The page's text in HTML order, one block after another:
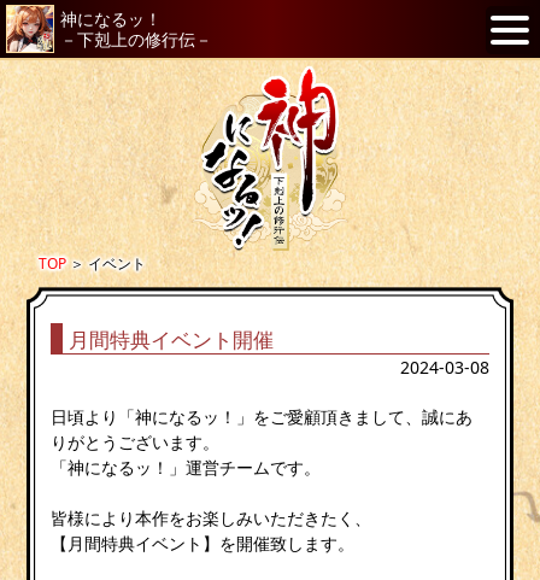
神になるッ！
－下剋上の修行伝－
TOP＞イベント
月間特典イベント開催
2024-03-08
日頃より「神になるッ！」をご愛顧頂きまして、誠にあ
りがとうございます。
「神になるッ！」運営チームです。
皆様により本作をお楽しみいただきたく、
【月間特典イベント】を開催致します。